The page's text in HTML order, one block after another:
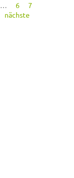
… 6
7
nächste